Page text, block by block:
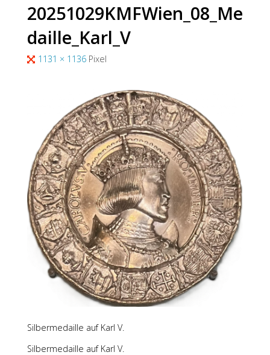
20251029KMFWien_08_Me
daille_Karl_V
Originalgröße
1131 × 1136 Pixel
Silbermedaille auf Karl V.
Silbermedaille auf Karl V.